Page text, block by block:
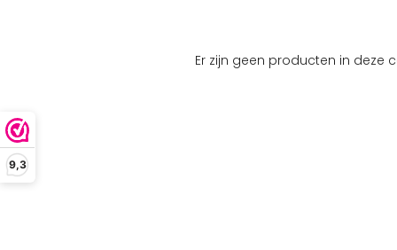
9,3
Er zijn geen producten in deze